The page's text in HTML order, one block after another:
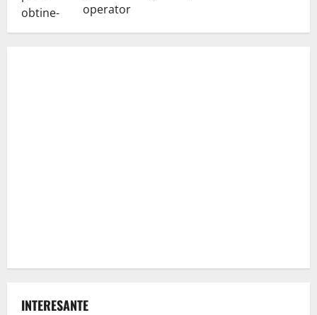
operator
INTERESANTE